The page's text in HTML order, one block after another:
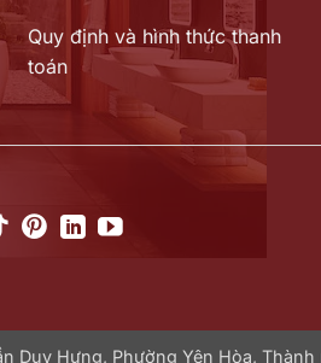
Quy định và hình thức thanh
toán
Duy Hưng, Phường Yên Hòa,